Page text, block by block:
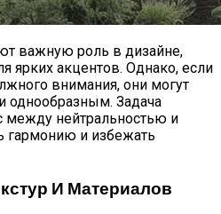
важную роль в дизайне,
ярких акцентов. Однако, если
внимания, они могут
однообразным. Задача
между нейтральностью и
гармонию и избежать
И Материалов